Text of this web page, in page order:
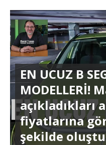
EN UCUZ B
MODELLERİ!
fiyatlarına
şekilde